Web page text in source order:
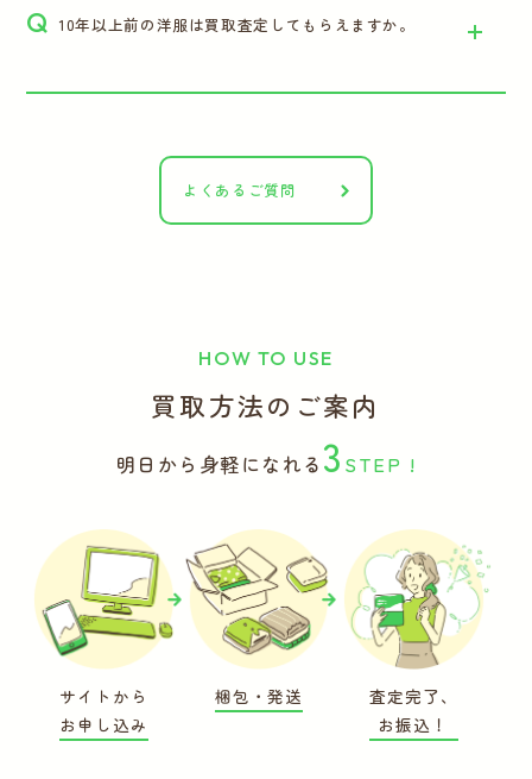
Q 10年以上前の洋服は買取査定してもらえますか。
よくあるご質問
HOW TO USE
買取方法のご案内
明日から身軽になれる 3 STEP !
サイトから
お申し込み
梱包・発送
査定完了、
お振込！